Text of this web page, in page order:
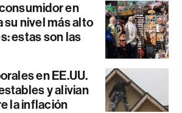
en
su nivel más alto
estas son las
en EE.UU.
y alivian
la inflación